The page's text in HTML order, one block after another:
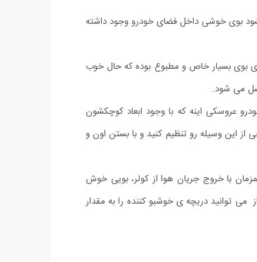
بوی خوشی داخل فضای خودرو وجود داشته
بوی بسیار خاص و مطبوع بوده که حال خوب
می شود.
عروسکی اینه که با وجود ابعاد کوچکشون
از این وسیله رو تنظیم کنید و با بستن اون و
با خروج جریان هوا از کولر، بویی خوش
می توانید دریچه ی خوشبو کننده را به مقدار